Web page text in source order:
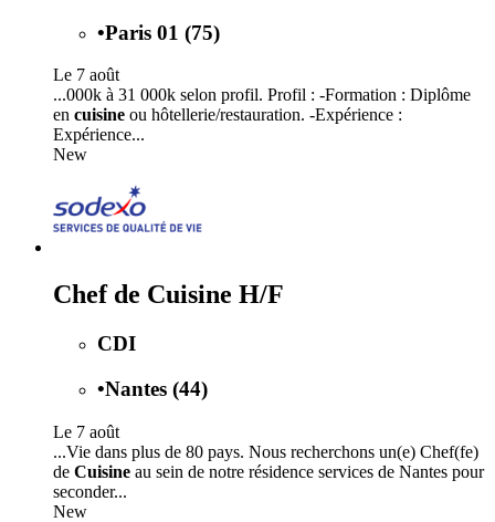
•Paris 01 (75)
Le 7 août
...000k à 31 000k selon profil. Profil : -Formation : Diplôme
en cuisine ou hôtellerie/restauration. -Expérience :
Expérience...
New
Chef de Cuisine H/F
CDI
•Nantes (44)
Le 7 août
...Vie dans plus de 80 pays. Nous recherchons un(e) Chef(fe)
de Cuisine au sein de notre résidence services de Nantes pour
seconder...
New